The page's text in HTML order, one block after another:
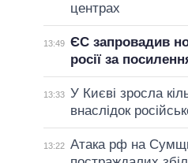
центрах
13:49 ЄС запровадив
росії за
13:33 У Києві зросла
внаслідок
13:22 Атака рф на